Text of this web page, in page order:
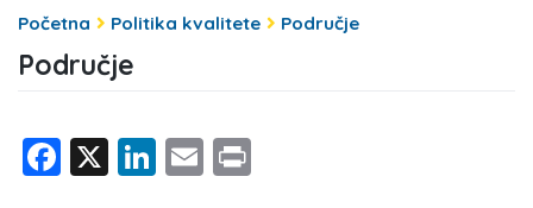
Početna Politika kvalitete Područje
Područje
Facebook
X LinkedIn
Email